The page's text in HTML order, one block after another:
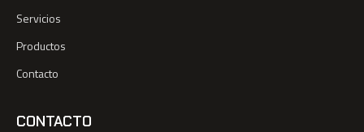
Servicios
Productos
Contacto
CONTACTO